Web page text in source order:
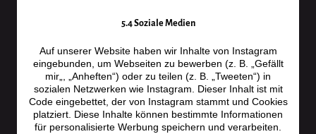
5.4 Soziale Medien
Auf unserer Website haben wir Inhalte von Instagram
eingebunden, um Webseiten zu bewerben (z. B. „Gefällt
mir„, „Anheften“) oder zu teilen (z. B. „Tweeten“) in
sozialen Netzwerken wie Instagram. Dieser Inhalt ist mit
Code eingebettet, der von Instagram stammt und Cookies
platziert. Diese Inhalte können bestimmte Informationen
für personalisierte Werbung speichern und verarbeiten.